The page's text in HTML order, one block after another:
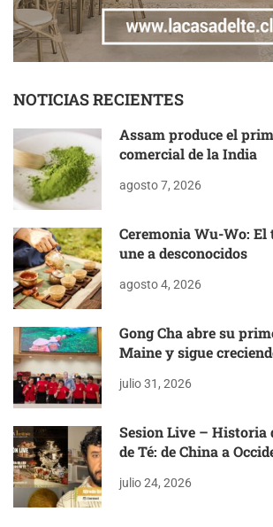
NOTICIAS RECIENTES
Assam produce el
comercial de la India
agosto 7, 2026
Ceremonia Wu-Wo: El
une a desconocidos
agosto 4, 2026
Gong Cha abre su
Maine y sigue
julio 31, 2026
Sesion Live – Historia
de Té: de China a
julio 24, 2026